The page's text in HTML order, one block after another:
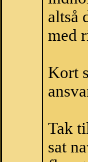
altså
med
Kort
Tak
sat